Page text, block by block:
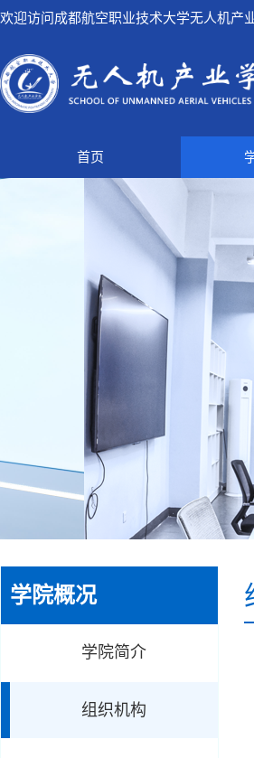
欢迎访问成都航空职业技术大学无人机产
首页
学院概况
学院简介
组织机构